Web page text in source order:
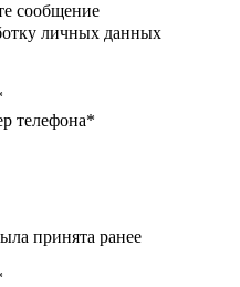
сообщение
личных данных
телефона*
принята ранее